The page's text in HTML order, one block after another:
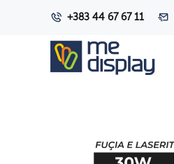
+383 44 67 67 11